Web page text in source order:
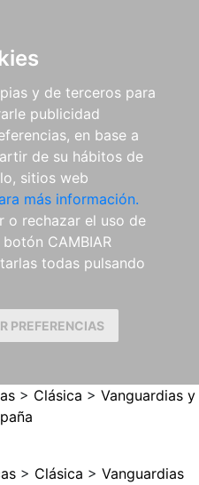
y de terceros para
publicidad
en base a
de su hábitos de
sitios web
más información.
o rechazar el uso de
CAMBIAR
todas pulsando
PREFERENCIAS
> Clásica > Vanguardias y
> Clásica > Vanguardias